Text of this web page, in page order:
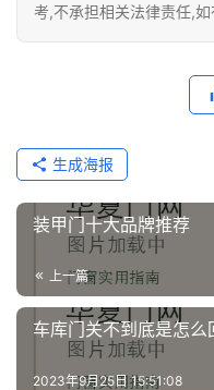
考,不承担相关法律责任,
生成海报
装甲门十大品牌推荐
上一篇
车库门关不到底是怎么
2023年9月25日 15:51:08